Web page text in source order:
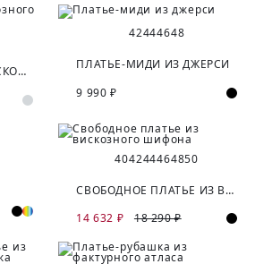
ПЛАТЬЕ-МИДИ ИЗ ВИСКОЗНОГО ТРИКОТАЖА
42444648
ПЛАТЬЕ-МИДИ ИЗ ДЖЕРСИ
9 990 ₽
404244464850
СВОБОДНОЕ ПЛАТЬЕ ИЗ ВИСКОЗНОГО ШИФОНА
14 632 ₽
18 290 ₽